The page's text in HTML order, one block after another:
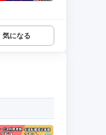
気になる